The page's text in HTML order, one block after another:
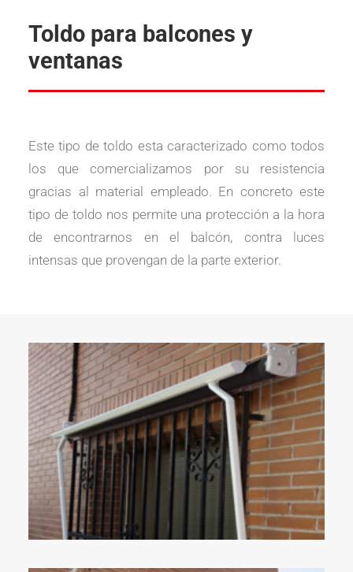
Toldo para balcones y
ventanas
Este tipo de toldo esta caracterizado como todos
los que comercializamos por su resistencia
gracias al material empleado. En concreto este
tipo de toldo nos permite una protección a la hora
de encontrarnos en el balcón, contra luces
intensas que provengan de la parte exterior.